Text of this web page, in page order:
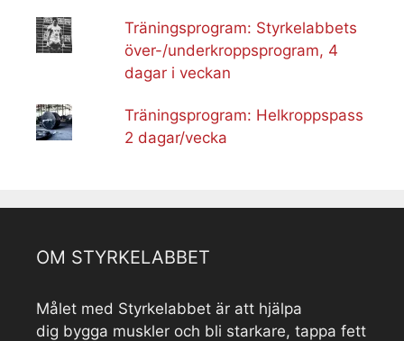
Träningsprogram: Styrkelabbets
över-/underkroppsprogram, 4
dagar i veckan
Träningsprogram: Helkroppspass
2 dagar/vecka
OM STYRKELABBET
Målet med Styrkelabbet är att hjälpa
dig bygga muskler och bli starkare, tappa fett